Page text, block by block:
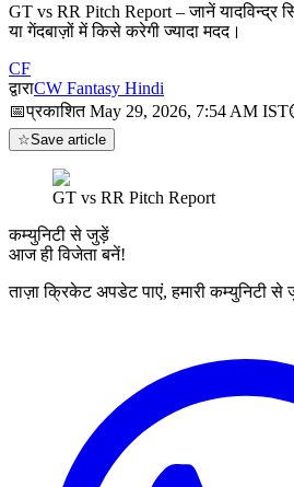
GT vs RR Pitch Report – जानें यादविन्द्र
या गेंदबाज़ों में किसे करेगी ज्यादा मदद।
CF
द्वाराCW Fantasy Hindi
📅प्रकाशित May 29, 2026, 7:54 AM IST
☆Save article
GT vs RR Pitch Report
कम्युनिटी से जुड़ें
आज ही विजेता बनें!
ताज़ा क्रिकेट अपडेट पाएं, हमारी कम्युनिटी से